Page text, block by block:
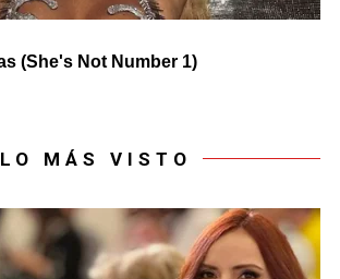
LO MÁS VISTO